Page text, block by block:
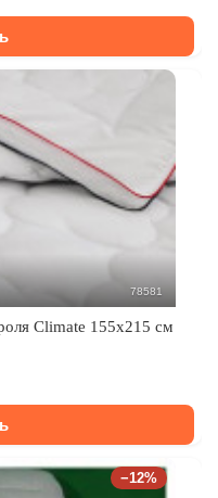
78581
Climate 155х215 см
−12%